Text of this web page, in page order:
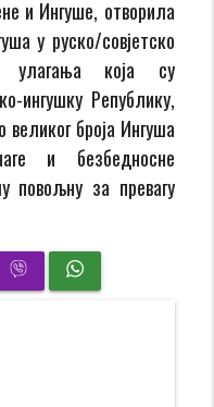
и Ингуше, отворила
у руско/совјетско
улагања која су
ингушку Републику,
броја Ингуша
и безбедносне
повољну за превагу